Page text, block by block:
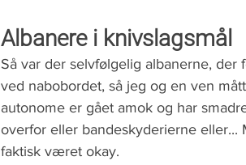
Albanere i knivslagsmål
Så var der selvfølgelig albanerne, der
ved nabobordet, så jeg og en ven
autonome er gået amok og har
overfor eller bandeskyderierne
faktisk været okay.